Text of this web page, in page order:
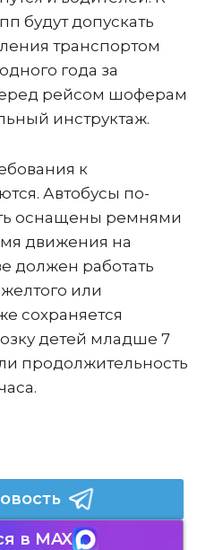
будут допускать
транспортом
года за
рейсом шоферам
инструктаж.
к
Автобусы по-
оснащены ремнями
движения на
должен работать
или
сохраняется
детей младше 7
продолжительность
в MAX